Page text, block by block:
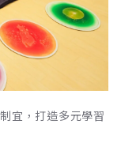
宜，打造多元學習